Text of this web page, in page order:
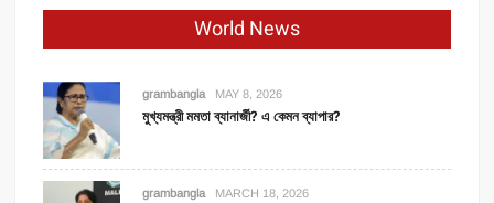
World News
grambangla MAY 8, 2026
মুখ্যমন্ত্রী মমতা ব্যানার্জী? এ কেমন ব্যাপার?
grambangla MARCH 18, 2026